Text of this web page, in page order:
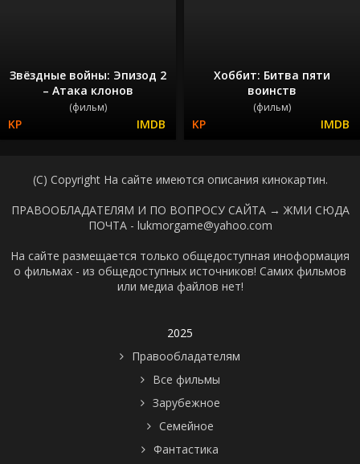
Звёздные войны: Эпизод 2
– Атака клонов
(фильм)
Хоббит: Битва пяти
воинств
(фильм)
(C) Copyright На сайте имеются описания кинокартин.
ПРАВООБЛАДАТЕЛЯМ И ПО ВОПРОСУ САЙТА → ЖМИ СЮДА
ПОЧТА - lukmorgame@yahoo.com
На сайте размещается только общедоступная иноформация
о фильмах - из общедоступных источников! Самих фильмов
или медиа файлов нет!
2025
Правообладателям
Все фильмы
Зарубежное
Семейное
Фантастика